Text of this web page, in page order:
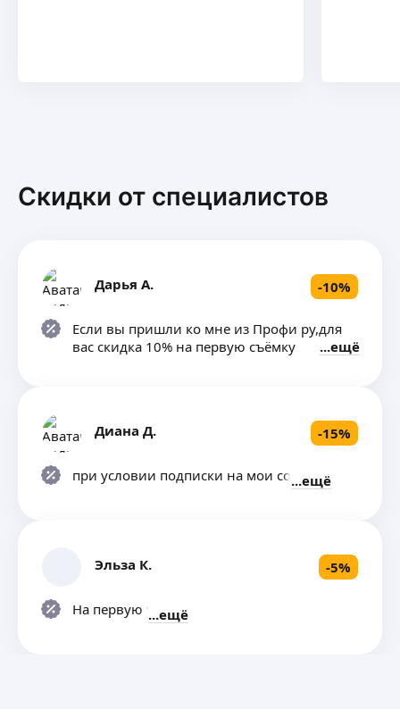
Скидки от специалистов
Дарья А. -10%
Если вы пришли ко мне из Профи ру,для
вас скидка 10% на первую съёмку
ещё
Диана Д. -15%
при условии подписки на мои соц сети
ещё
Эльза К. -5%
На первую услугу
ещё